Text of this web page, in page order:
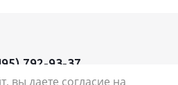
792-93-37
вы даете согласие на